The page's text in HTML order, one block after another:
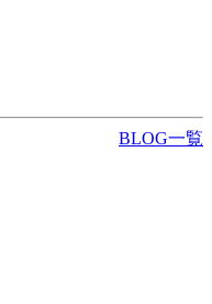
BLOG一覧